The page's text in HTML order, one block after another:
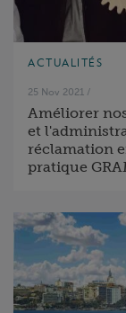
ACTUALITÉS
25 Nov 2021 /
Améliorer
et
réclamation
pratique